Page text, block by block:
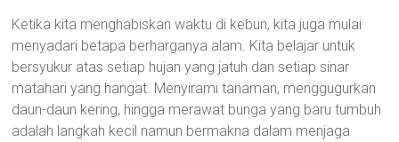
Ketika kita menghabiskan waktu di kebun, kita juga mulai
menyadari betapa berharganya alam. Kita belajar untuk
bersyukur atas setiap hujan yang jatuh dan setiap sinar
matahari yang hangat. Menyirami tanaman, menggugurkan
daun-daun kering, hingga merawat bunga yang baru tumbuh
adalah langkah kecil namun bermakna dalam menjaga